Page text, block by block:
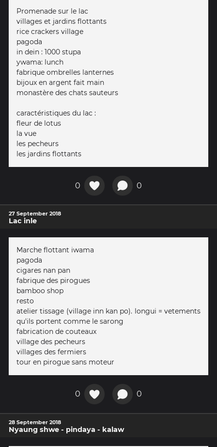
Promenade sur le lac
villages et jardins flottants
rice crackers village
pagoda
in dein : 1000 stupa
ywama: lunch
fabrique ombrelles lanternes
bijoux en argent fait main
monastère des chats sauteurs
caractéristiques du lac :
fleur de lotus
la vue
les pecheurs
les jardins flottants
0 0
27 September 2018
Lac inle
Marche flottant iwama
pagoda
cigares nan pan
fabrique des pirogues
bamboo shop
resto
atelier tissage (village inn kan po). longui = vetements
qu'ils portent comme le sarong
fabrication de couteaux
village des pecheurs
villages des fermiers
tour en pirogue sans moteur
0 0
28 September 2018
Nyaung shwe - pindaya - kalaw